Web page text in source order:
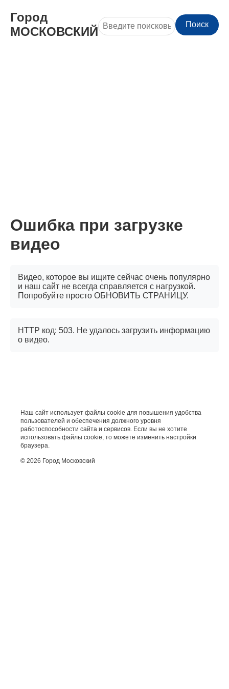
Город
МОСКОВСКИЙ
Поиск
Ошибка при загрузке
видео
Видео, которое вы ищите сейчас очень популярно
и наш сайт не всегда справляется с нагрузкой.
Попробуйте просто ОБНОВИТЬ СТРАНИЦУ.
HTTP код: 503. Не удалось загрузить информацию
о видео.
Наш сайт использует файлы cookie для повышения удобства
пользователей и обеспечения должного уровня
работоспособности сайта и сервисов. Если вы не хотите
использовать файлы cookie, то можете изменить настройки
браузера.
© 2026 Город Московский